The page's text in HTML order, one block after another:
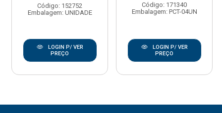
Código: 152752
Embalagem: UNIDADE
LOGIN P/ VER
PREÇO
Código: 171340
Embalagem: PCT-04UN
LOGIN P/ VER
PREÇO